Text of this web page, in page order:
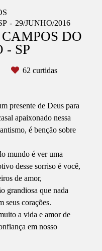
29/JUNHO/2016
DO
- SP
62 curtidas
presente de Deus para
apaixonado nessa
é benção sobre
mundo é ver uma
desse sorriso é você,
de amor,
grandiosa que nada
seus corações.
a vida e amor de
em nosso